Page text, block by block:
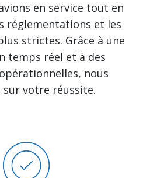
en service tout en
réglementations et les
strictes. Grâce à une
temps réel et à des
nous
sur votre réussite.